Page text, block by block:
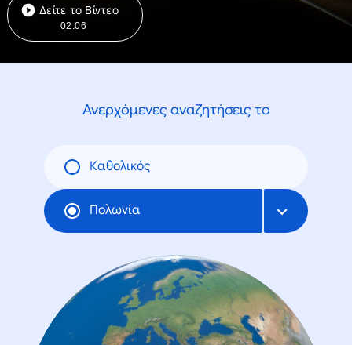
Δείτε το Βίντεο
02:06
Ανερχόμενες αναζητήσεις το
Καθολικός
Πολωνία